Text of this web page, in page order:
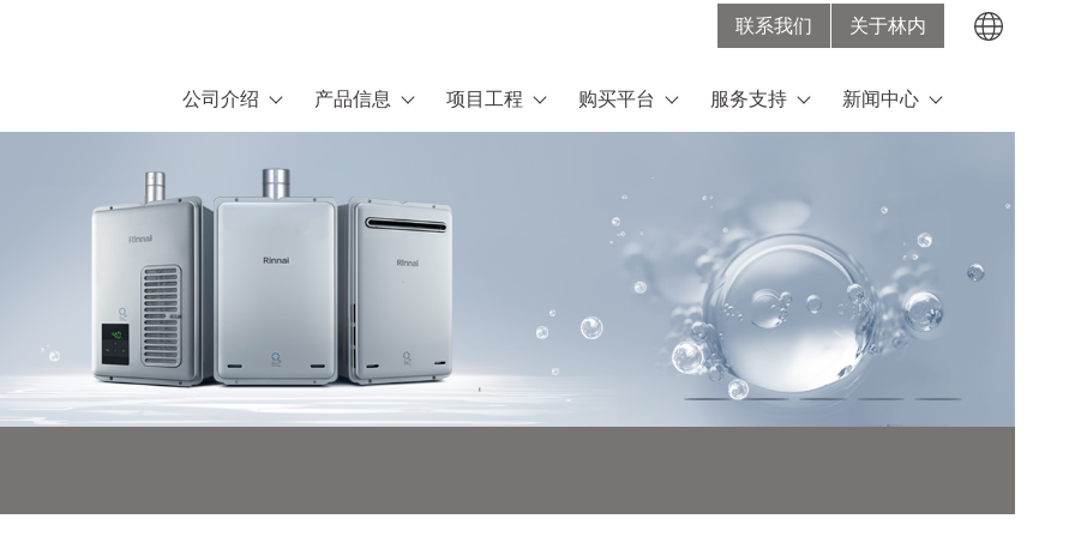
联系我们 关于林内
公司介绍 产品信息 项目工程 购买平台 服务支持 新闻中心